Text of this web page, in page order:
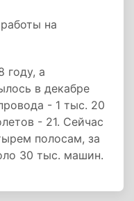
на
году, а
в декабре
- 1 тыс. 20
- 21. Сейчас
полосам, за
30 тыс. машин.